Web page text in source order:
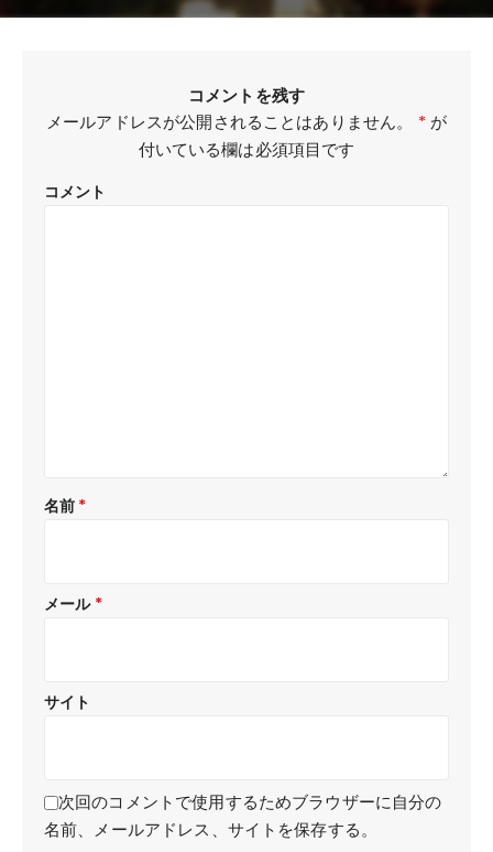
コメントを残す
メールアドレスが公開されることはありません。
*が
付いている欄は必須項目です
コメント
名前 *
メール *
サイト
次回のコメントで使用するためブラウザーに自分の
名前、メールアドレス、サイトを保存する。